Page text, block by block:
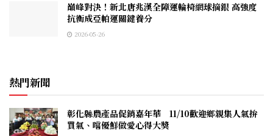
巔峰對決！新北唐兆漢全障運輪椅網球摘銀 高強度
抗衡成亞帕運關鍵養分
2026-05-26
熱門新聞
彰化縣農產品促銷嘉年華 11/10歡迎鄉親集人氣拚
買氣、嚐優鮮做愛心得大獎